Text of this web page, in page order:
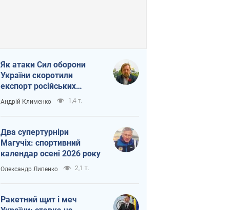
Як атаки Сил оборони
України скоротили
експорт російських
нафтопродуктів
Андрій Клименко 1,4 т.
Два супертурніри
Магучіх: спортивний
календар осені 2026 року
Олександр Липенко 2,1 т.
Ракетний щит і меч